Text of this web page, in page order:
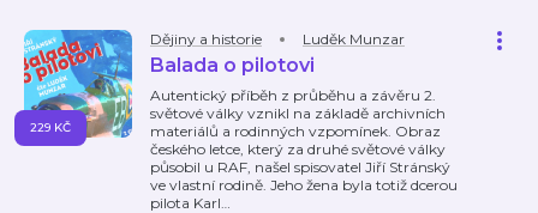
Dějiny a historie Luděk Munzar
Balada o pilotovi
Autentický příběh z průběhu a závěru 2.
světové války vznikl na základě archivních
materiálů a rodinných vzpomínek. Obraz
českého letce, který za druhé světové války
působil u RAF, našel spisovatel Jiří Stránský
ve vlastní rodině. Jeho žena byla totiž dcerou
pilota Karl…
229 KČ